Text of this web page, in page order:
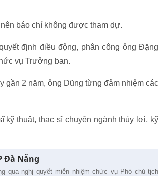
báo chí không được tham dự.
định điều động, phân công ông Đặng
vụ Trưởng ban.
2 năm, ông Dũng từng đảm nhiệm các
kỹ thuật, thạc sĩ chuyên ngành thủy lợi, kỹ
Đà Nẵng
qua nghị quyết miễn nhiệm chức vụ Phó chủ tịch